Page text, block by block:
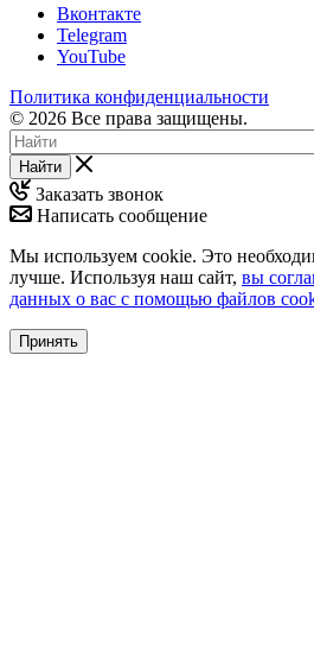
Вконтакте
Telegram
YouTube
Политика конфиденциальности
© 2026 Все права защищены.
Найти
Заказать звонок
Написать сообщение
Мы используем cookie. Это
лучше. Используя наш сайт, вы
данных о вас с помощью файлов
Принять